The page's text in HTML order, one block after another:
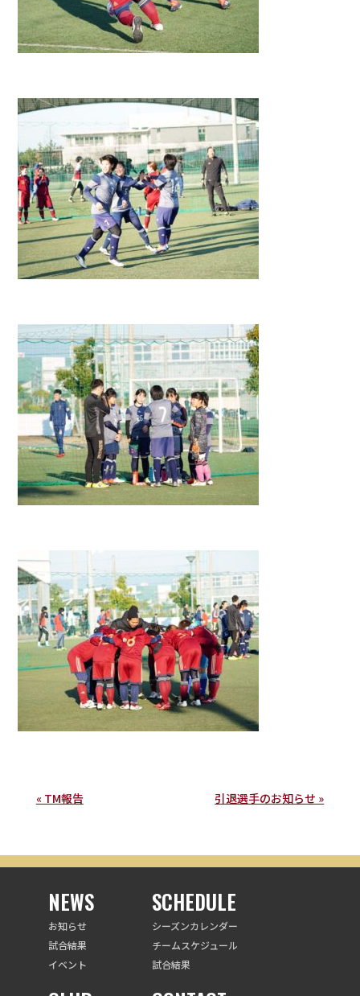
« TM報告 引退選手のお知らせ »
NEWS
お知らせ
試合結果
イベント
SCHEDULE
シーズンカレンダー
チームスケジュール
試合結果